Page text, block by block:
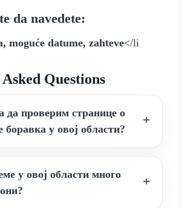
da navedete:
moguće datume, zahteve</li
Questions
да проверим странице о
боравка у овој области?
у овој области много